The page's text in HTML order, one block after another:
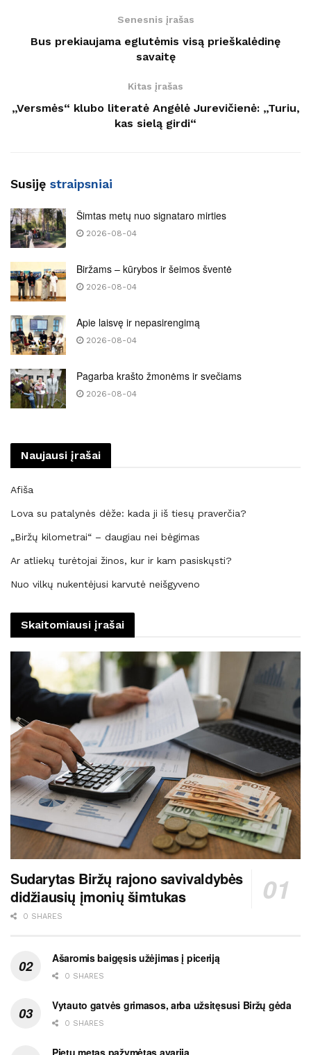
Senesnis įrašas
Bus prekiaujama eglutėmis visą prieškalėdinę
savaitę
Kitas įrašas
„Versmės“ klubo literatė Angėlė Jurevičienė: „Turiu,
kas sielą girdi“
Susiję straipsniai
Šimtas metų nuo signataro mirties
2026-08-04
Biržams – kūrybos ir šeimos šventė
2026-08-04
Apie laisvę ir nepasirengimą
2026-08-04
Pagarba krašto žmonėms ir svečiams
2026-08-04
Naujausi įrašai
Afiša
Lova su patalynės dėže: kada ji iš tiesų praverčia?
„Biržų kilometrai“ – daugiau nei bėgimas
Ar atliekų turėtojai žinos, kur ir kam pasiskųsti?
Nuo vilkų nukentėjusi karvutė neišgyveno
Skaitomiausi įrašai
Sudarytas Biržų rajono savivaldybės
didžiausių įmonių šimtukas
0 SHARES
Ašaromis baigęsis užėjimas į piceriją
0 SHARES
Vytauto gatvės grimasos, arba užsitęsusi Biržų gėda
0 SHARES